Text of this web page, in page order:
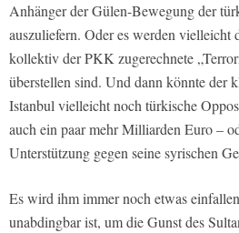
Anhänger der Gülen-Bewegung der
auszuliefern. Oder es werden vielleicht
kollektiv der PKK zugerechnete
überstellen sind. Und dann könnte der
Istanbul vielleicht noch türkische
auch ein paar mehr Milliarden Euro –
Unterstützung gegen seine syrischen
Es wird ihm immer noch etwas
unabdingbar ist, um die Gunst des